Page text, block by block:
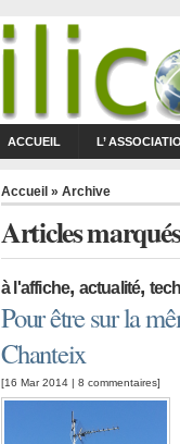
ACCUEIL L’
Accueil » Archive
Articles
à l'affiche, actualité,
Pour être sur la
Chanteix
[16 Mar 2014 | 8 commentaires]